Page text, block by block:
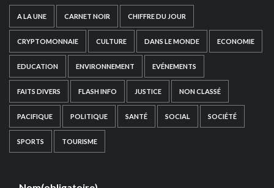
A LA UNE CARNET NOIR CHIFFRE DU JOUR
CRYPTOMONNAIE CULTURE DANS LE MONDE ECONOMIE
EDUCATION ENVIRONNEMENT EVÉNEMENTS
FAITS DIVERS FLASH INFO JUSTICE NON CLASSÉ
PACIFIQUE POLITIQUE SANTÉ SOCIAL SOCIÉTÉ
SPORTS TOURISME